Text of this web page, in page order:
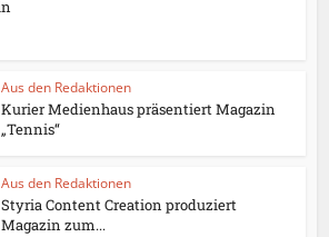
Aus den Redaktionen
Kurier Medienhaus präsentiert Magazin
„Tennis“
Aus den Redaktionen
Styria Content Creation produziert
Magazin zum...